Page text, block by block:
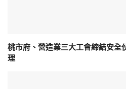
桃市府、營造業三大工會締結安全
理